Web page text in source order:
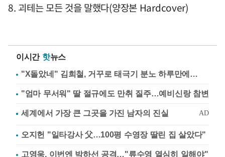
8. 괴테는 모든 것을 말했다(양장본 Hardcover)
이시간 핫뉴스
"X돌았네" 김희철, 거꾸로 태극기 분노 하루만에…
"엄마 무서워" 딸 절규에도 만취 질주…예비신랑 참변
오지헌 "일타강사 父…100평 수영장 딸린 집 살았다"
고영욱, 이번엔 박하선 공격…"류수영 열심히 일해야"